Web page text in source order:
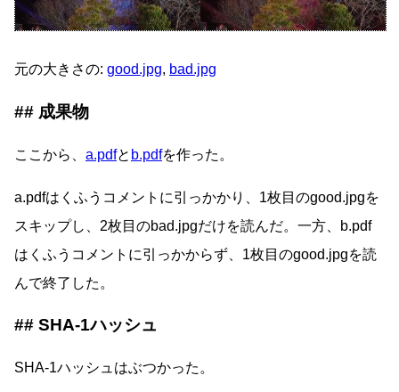
元の大きさの: good.jpg, bad.jpg
成果物
ここから、 a.pdfと b.pdfを作った。
a.pdfはくふうコメントに引っかかり、1枚目のgood.jpgを
スキップし、2枚目のbad.jpgだけを読んだ。一方、b.pdf
はくふうコメントに引っかからず、1枚目のgood.jpgを読
んで終了した。
SHA-1ハッシュ
SHA-1ハッシュはぶつかった。